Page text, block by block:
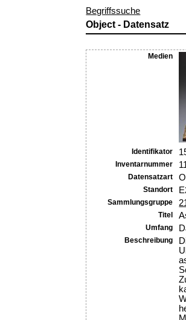
Begriffssuche
Object - Datensatz
Medien
Identifikator
Inventarnummer
Datensatzart
Standort
Sammlungsgruppe
Titel
Umfang
Beschreibung